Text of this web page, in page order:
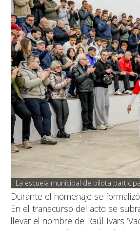
La escuela municipal de pilota
Durante el homenaje se
En el transcurso del acto se
llevar el nombre de Raúl Ivars